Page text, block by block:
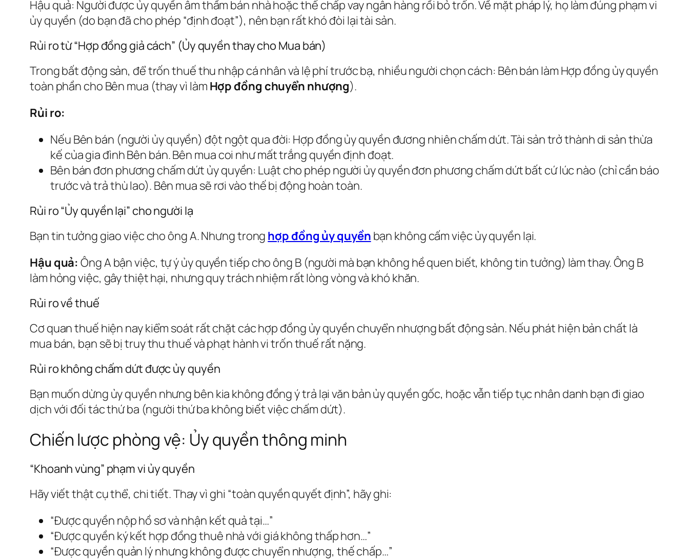
Hậu quả: Người được ủy quyền âm thầm bán nhà hoặc thế chấp vay ngân hàng rồi bỏ trốn. Về mặt pháp lý, họ làm đúng phạm vi
ủy quyền (do bạn đã cho phép “định đoạt”), nên bạn rất khó đòi lại tài sản.
Rủi ro từ “Hợp đồng giả cách” (Ủy quyền thay cho Mua bán)
Trong bất động sản, để trốn thuế thu nhập cá nhân và lệ phí trước bạ, nhiều người chọn cách: Bên bán làm Hợp đồng ủy quyền
toàn phần cho Bên mua (thay vì làm Hợp đồng chuyển nhượng).
Rủi ro:
Nếu Bên bán (người ủy quyền) đột ngột qua đời: Hợp đồng ủy quyền đương nhiên chấm dứt. Tài sản trở thành di sản thừa
kế của gia đình Bên bán. Bên mua coi như mất trắng quyền định đoạt.
Bên bán đơn phương chấm dứt ủy quyền: Luật cho phép người ủy quyền đơn phương chấm dứt bất cứ lúc nào (chỉ cần báo
trước và trả thù lao). Bên mua sẽ rơi vào thế bị động hoàn toàn.
Rủi ro “Ủy quyền lại” cho người lạ
Bạn tin tưởng giao việc cho ông A. Nhưng trong hợp đồng ủy quyền bạn không cấm việc ủy quyền lại.
Hậu quả: Ông A bận việc, tự ý ủy quyền tiếp cho ông B (người mà bạn không hề quen biết, không tin tưởng) làm thay. Ông B
làm hỏng việc, gây thiệt hại, nhưng quy trách nhiệm rất lòng vòng và khó khăn.
Rủi ro về thuế
Cơ quan thuế hiện nay kiểm soát rất chặt các hợp đồng ủy quyền chuyển nhượng bất động sản. Nếu phát hiện bản chất là
mua bán, bạn sẽ bị truy thu thuế và phạt hành vi trốn thuế rất nặng.
Rủi ro không chấm dứt được ủy quyền
Bạn muốn dừng ủy quyền nhưng bên kia không đồng ý trả lại văn bản ủy quyền gốc, hoặc vẫn tiếp tục nhân danh bạn đi giao
dịch với đối tác thứ ba (người thứ ba không biết việc chấm dứt).
Chiến lược phòng vệ: Ủy quyền thông minh
“Khoanh vùng” phạm vi ủy quyền
Hãy viết thật cụ thể, chi tiết. Thay vì ghi “toàn quyền quyết định”, hãy ghi:
“Được quyền nộp hồ sơ và nhận kết quả tại…”
“Được quyền ký kết hợp đồng thuê nhà với giá không thấp hơn…”
“Được quyền quản lý nhưng không được chuyển nhượng, thế chấp…”